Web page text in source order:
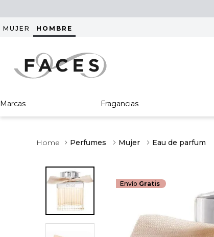
MUJER HOMBRE
Marcas Fragancias
Perfumes Mujer Eau de parfum
Envío Gratis